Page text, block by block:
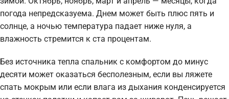
погода непредсказуема. Днем может быть плюс пять и
солнце, а ночью температура падает ниже нуля, а
влажность стремится к ста процентам.
Без источника тепла спальник с комфортом до минус
десяти может оказаться бесполезным, если вы ляжете
спать мокрым или если влага из дыхания конденсируется